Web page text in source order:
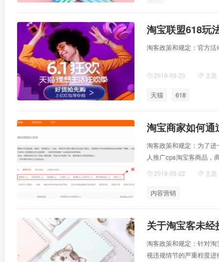
淘宝联盟618玩
淘客政策和规定：官方
2019-05-23 主题
天猫 618
淘客政策和规定：为了
人推广cps淘宝客商品，
频、直播类等内容平台
2019-05-22 主题
内容营销
淘客政策和规定：针对
视违规情节的严重程度进